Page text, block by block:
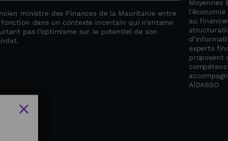
ministre des Finances de la Mauritanie entre
dans un contexte incertain qui n’entame
pas l’optimisme sur le potentiel de son
Moyennes
au
experts
proposent
AÏDASSO